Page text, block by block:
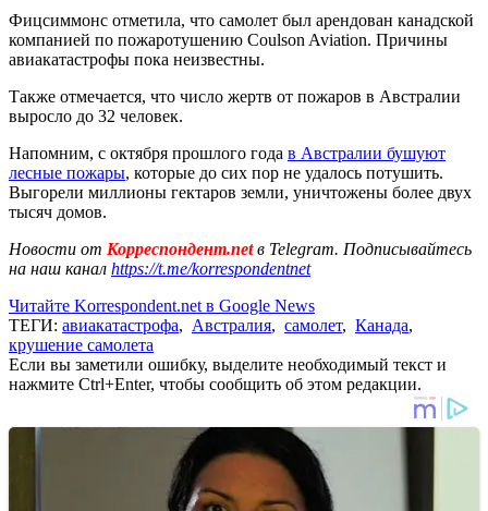
Фицсиммонс отметила, что самолет был арендован канадской
компанией по пожаротушению Coulson Aviation. Причины
авиакатастрофы пока неизвестны.
Также отмечается, что число жертв от пожаров в Австралии
выросло до 32 человек.
Напомним, с октября прошлого года в Австралии бушуют
лесные пожары, которые до сих пор не удалось потушить.
Выгорели миллионы гектаров земли, уничтожены более двух
тысяч домов.
Новости от Корреспондент.netв Telegram. Подписывайтесь
на наш канал https://t.me/korrespondentnet
Читайте Korrespondent.net в Google News
ТЕГИ: авиакатастрофа, Австралия, самолет, Канада,
крушение самолета
Если вы заметили ошибку, выделите необходимый текст и
нажмите Ctrl+Enter, чтобы сообщить об этом редакции.